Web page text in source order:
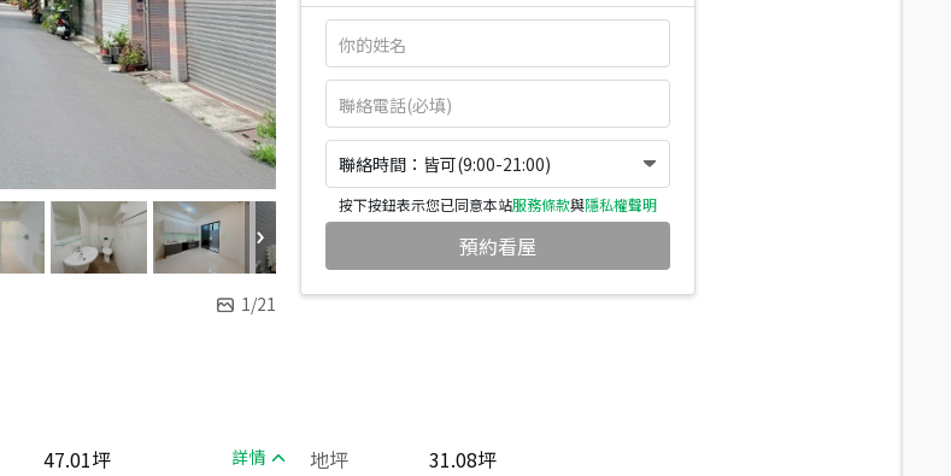
1/21
聯絡時間：皆可(9:00-21:00)
按下按鈕表示您已同意本站服務條款與隱私權聲明
預約看屋
47.01坪 詳情 地坪
31.08坪